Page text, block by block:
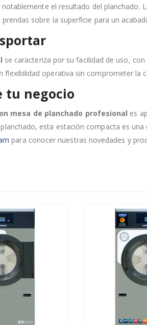
el resultado del planchado.
sobre la superficie para un
se caracteriza por su facilidad de uso,
operativa sin comprometer la
tu negocio
mesa de planchado profesional es
esta estación compacta es
para conocer nuestras novedades y